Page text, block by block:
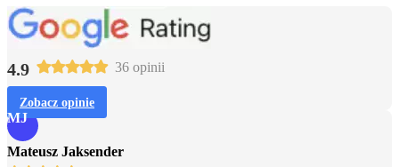
4.9 36 opinii
Zobacz opinie
MJ
Mateusz Jaksender